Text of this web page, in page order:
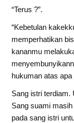
“Terus ?”.
“Kebetulan
memperhatikan
kananmu
hukuman atas
Sang istri terdiam.
Sang suami
pada sang istri